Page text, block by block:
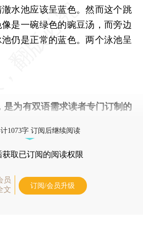
水池应该呈蓝色。然而这个跳
是一碗绿色的豌豆汤，而旁边
仍是正常的蓝色。两个泳池呈
是为有双语需求读者专门订制的
1073字 订阅后继续阅读
获取已订阅的阅读权限
员
文
订阅/会员升级